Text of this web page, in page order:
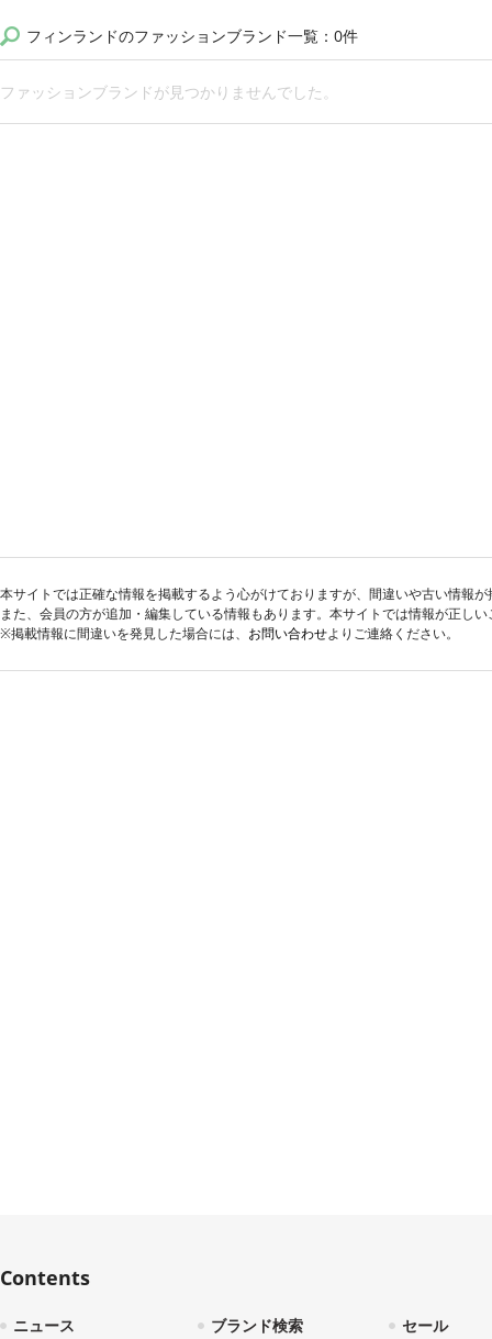
フィンランドのファッションブランド一覧：0件
ファッションブランドが見つかりませんでした。
本サイトでは正確な情報を掲載するよう心がけておりますが、間違いや古い情報
また、会員の方が追加・編集している情報もあります。本サイトでは情報が正し
※掲載情報に間違いを発見した場合には、 お問い合わせよりご連絡ください。
Contents
ニュース ブランド検索 セール